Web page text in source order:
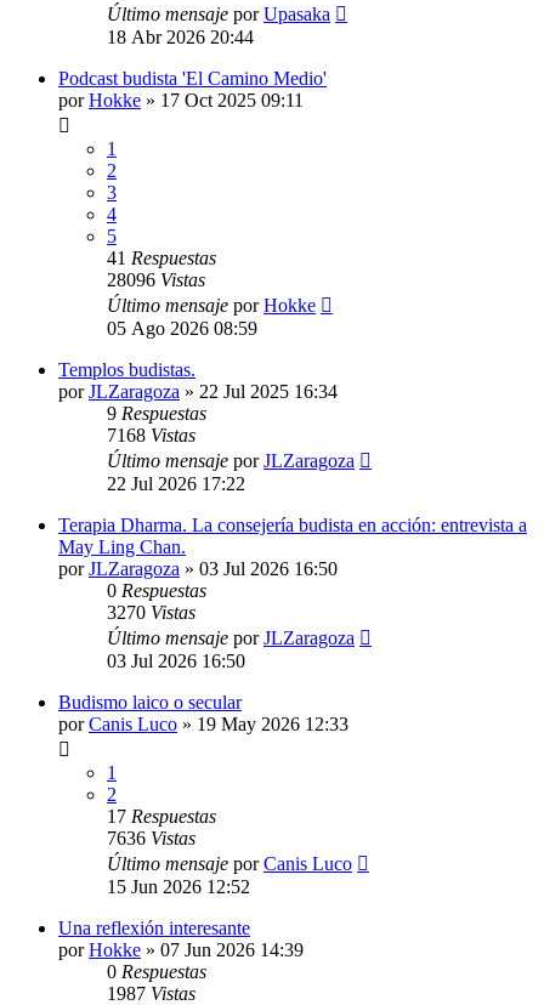
Último mensaje porUpasaka
18 Abr 2026 20:44
Podcast budista 'El Camino Medio'
porHokke » 17 Oct 2025 09:11
1
2
3
4
5
41 Respuestas
28096 Vistas
Último mensaje porHokke
05 Ago 2026 08:59
Templos budistas.
porJLZaragoza » 22 Jul 2025 16:34
9 Respuestas
7168 Vistas
Último mensaje porJLZaragoza
22 Jul 2026 17:22
Terapia Dharma. La consejería budista en acción: entrevista a
May Ling Chan.
porJLZaragoza » 03 Jul 2026 16:50
0 Respuestas
3270 Vistas
Último mensaje porJLZaragoza
03 Jul 2026 16:50
Budismo laico o secular
porCanis Luco » 19 May 2026 12:33
1
2
17 Respuestas
7636 Vistas
Último mensaje porCanis Luco
15 Jun 2026 12:52
Una reflexión interesante
porHokke » 07 Jun 2026 14:39
0 Respuestas
1987 Vistas